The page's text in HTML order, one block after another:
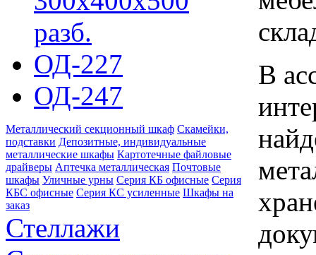
разб.
ОД-227
ОД-247
Металлический секционный шкаф Скамейки,
подставки Депозитные, индивидуальные
металлические шкафы Картотечные файловые
драйверы Аптечка металлическая Почтовые
шкафы Уличные урны Серия КБ офисные Серия
КБС офисные Серия КC усиленные Шкафы на
заказ
Стеллажи
В